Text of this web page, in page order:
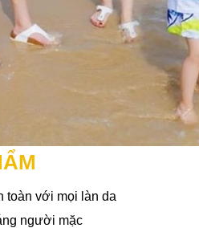
toàn với mọi làn da
người mặc